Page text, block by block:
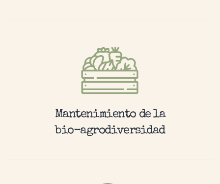
Mantenimiento de la
bio-agrodiversidad